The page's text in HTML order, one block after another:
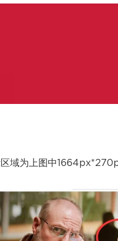
区域为上图中